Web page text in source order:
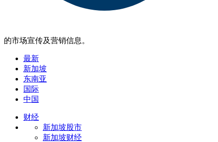
的市场宣传及营销信息。
最新
新加坡
东南亚
国际
中国
财经
新加坡股市
新加坡财经